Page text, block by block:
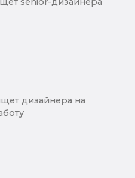
дизайнера на